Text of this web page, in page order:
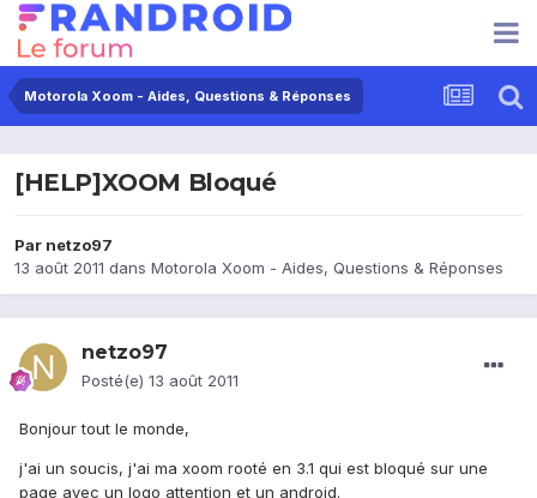
Motorola Xoom - Aides, Questions & Réponses
[HELP]XOOM Bloqué
Par netzo97
13 août 2011 dans Motorola Xoom - Aides, Questions & Réponses
netzo97
Posté(e) 13 août 2011
Bonjour tout le monde,
j'ai un soucis, j'ai ma xoom rooté en 3.1 qui est bloqué sur une
page avec un logo attention et un android.